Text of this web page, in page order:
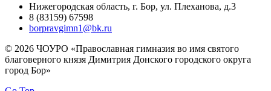
Нижегородская область, г. Бор, ул. Плеханова, д.3
8 (83159) 67598
borpravgimn1@bk.ru
© 2026 ЧОУРО «Православная гимназия во имя святого
благоверного князя Димитрия Донского городского округа
город Бор»